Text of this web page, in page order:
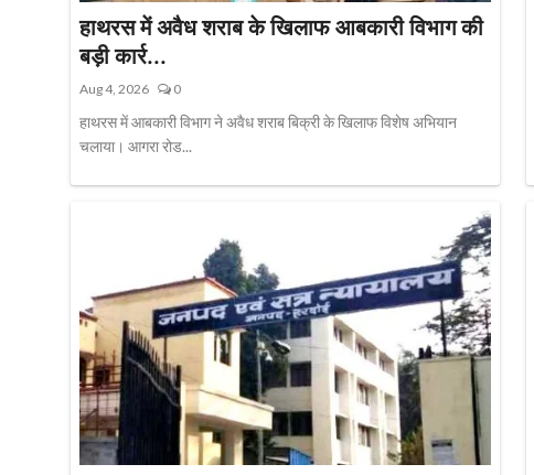
हाथरस में अवैध शराब के खिलाफ आबकारी विभाग की
बड़ी कार्र...
Aug 4, 2026 0
हाथरस में आबकारी विभाग ने अवैध शराब बिक्री के खिलाफ विशेष अभियान
चलाया। आगरा रोड...